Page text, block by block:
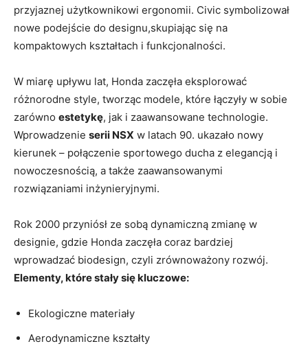
przyjaznej użytkownikowi ergonomii. Civic symbolizował
nowe podejście do designu,skupiając się na
kompaktowych kształtach i funkcjonalności.
W⁤ miarę upływu​ lat, Honda zaczęła eksplorować
różnorodne style, tworząc modele, które łączyły ⁤w sobie
zarówno estetykę, jak i zaawansowane technologie.
Wprowadzenie serii NSX w latach⁤ 90. ukazało ‌nowy
kierunek – ‍połączenie sportowego ducha z ⁣elegancją ‍i
nowoczesnością, a także zaawansowanymi
rozwiązaniami inżynieryjnymi.
Rok 2000 przyniósł​ ze sobą dynamiczną zmianę w
designie, gdzie Honda zaczęła coraz bardziej
wprowadzać biodesign, czyli zrównoważony ‍rozwój.
Elementy,⁢ które stały się kluczowe:
Ekologiczne materiały
Aerodynamiczne kształty